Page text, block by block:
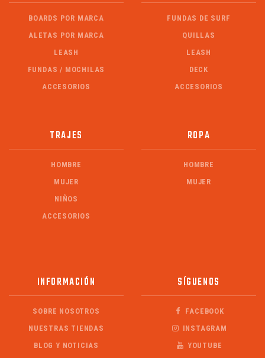
BOARDS POR MARCA
ALETAS POR MARCA
LEASH
FUNDAS / MOCHILAS
ACCESORIOS
FUNDAS DE SURF
QUILLAS
LEASH
DECK
ACCESORIOS
TRAJES
HOMBRE
MUJER
NIÑOS
ACCESORIOS
ROPA
HOMBRE
MUJER
INFORMACIÓN
SOBRE NOSOTROS
NUESTRAS TIENDAS
BLOG Y NOTICIAS
SÍGUENOS
FACEBOOK
INSTAGRAM
YOUTUBE